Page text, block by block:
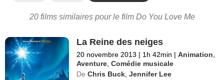
20 films similaires pour le film Do You Love Me
La Reine des neiges
20 novembre 2013 | 1h 42min | Animation
Aventure ,Comédie musicale
De Chris Buck ,Jennifer Lee